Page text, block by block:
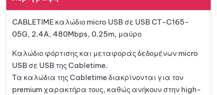
αγαπη
μένων
CABLETIME καλώδιο micro USB σε USB CT-C165-
05G, 2.4A, 480Mbps, 0.25m, μαύρο
Καλώδιο φόρτισης και μεταφοράς δεδομένων micro
USB σε USB της Cabletime.
Τα καλώδια της Cabletime διακρίνονται για τον
premium χαρακτήρα τους, καθώς ανήκουν στην high-